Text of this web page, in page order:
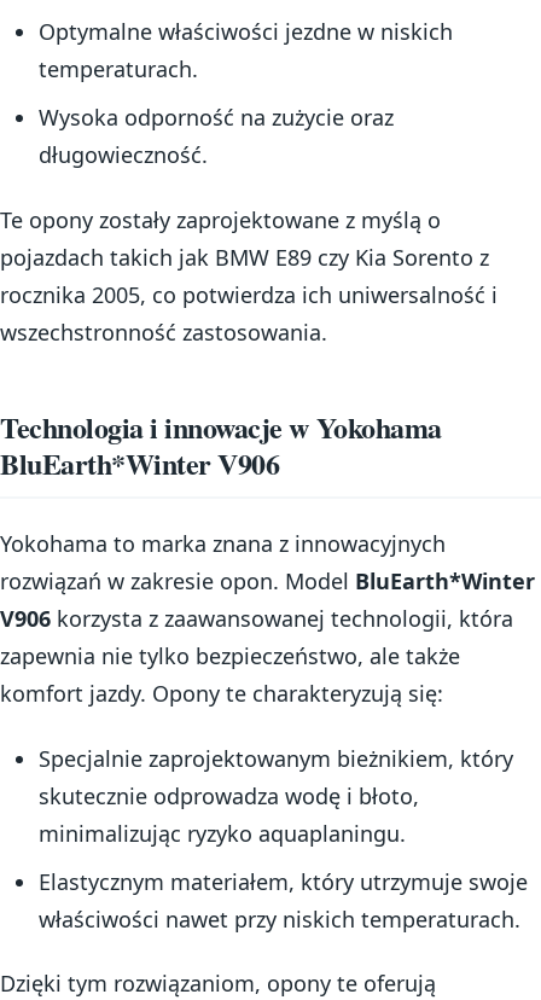
Optymalne właściwości jezdne w niskich
temperaturach.
Wysoka odporność na zużycie oraz
długowieczność.
Te opony zostały zaprojektowane z myślą o
pojazdach takich jak BMW E89 czy Kia Sorento z
rocznika 2005, co potwierdza ich uniwersalność i
wszechstronność zastosowania.
Technologia i innowacje w Yokohama
BluEarth*Winter V906
Yokohama to marka znana z innowacyjnych
rozwiązań w zakresie opon. Model BluEarth*Winter
V906 korzysta z zaawansowanej technologii, która
zapewnia nie tylko bezpieczeństwo, ale także
komfort jazdy. Opony te charakteryzują się:
Specjalnie zaprojektowanym bieżnikiem, który
skutecznie odprowadza wodę i błoto,
minimalizując ryzyko aquaplaningu.
Elastycznym materiałem, który utrzymuje swoje
właściwości nawet przy niskich temperaturach.
Dzięki tym rozwiązaniom, opony te oferują